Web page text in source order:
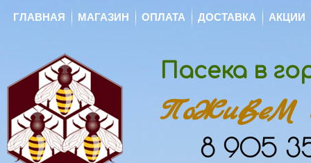
Пасека в
ПоЖиВеМ
8 905
ГЛАВНАЯ МАГАЗИН ОПЛАТА ДОСТАВКА АКЦИИ